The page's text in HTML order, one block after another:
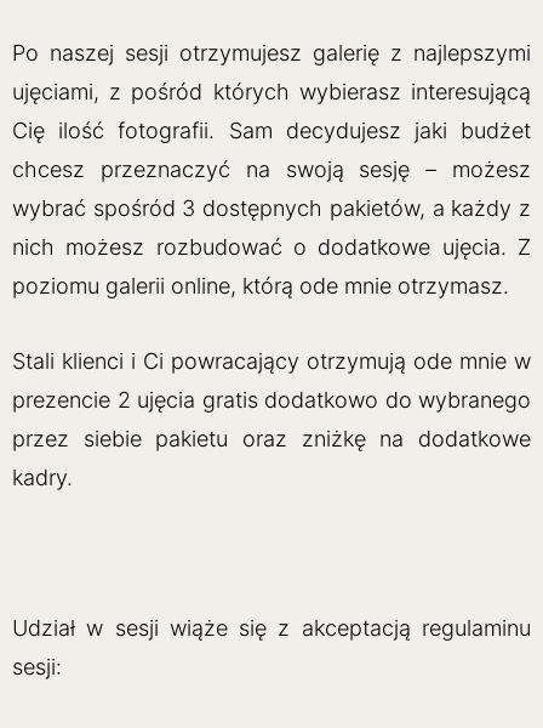
Po naszej sesji otrzymujesz galerię z najlepszymi
ujęciami, z pośród których wybierasz interesującą
Cię ilość fotografii. Sam decydujesz jaki budżet
chcesz przeznaczyć na swoją sesję – możesz
wybrać spośród 3 dostępnych pakietów, a każdy z
nich możesz rozbudować o dodatkowe ujęcia. Z
poziomu galerii online, którą ode mnie otrzymasz.
Stali klienci i Ci powracający otrzymują ode mnie w
prezencie 2 ujęcia gratis dodatkowo do wybranego
przez siebie pakietu oraz zniżkę na dodatkowe
kadry.
Udział w sesji wiąże się z akceptacją regulaminu
sesji: